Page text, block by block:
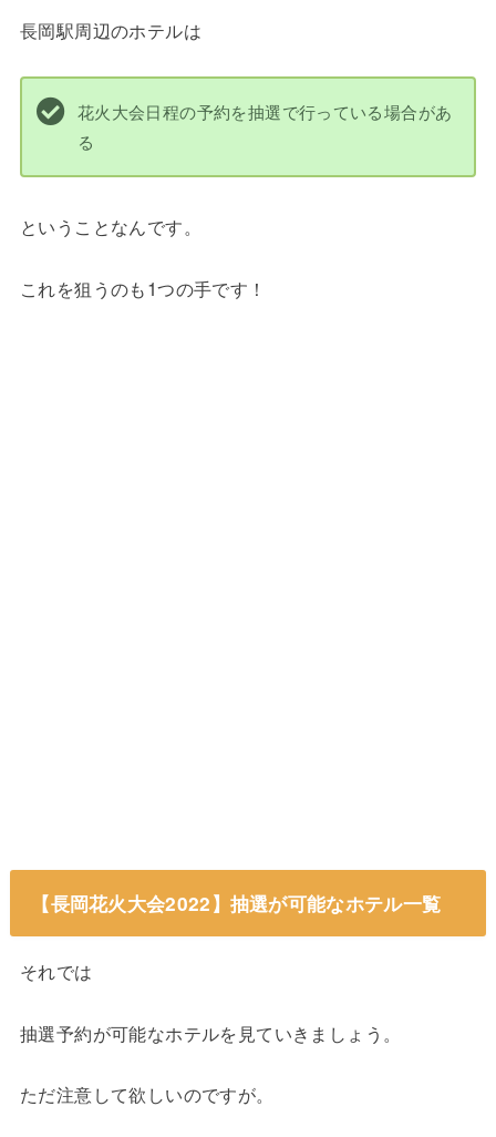
長岡駅周辺のホテルは
花火大会日程の予約を抽選で行っている場合があ
る
ということなんです。
これを狙うのも1つの手です！
【長岡花火大会2022】抽選が可能なホテル一覧
それでは
抽選予約が可能なホテルを見ていきましょう。
ただ注意して欲しいのですが。